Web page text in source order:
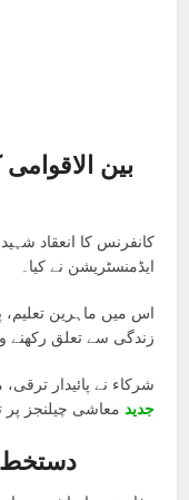
بین
کانفرنس کا انعقاد
ایڈمنسٹریشن نے کیا۔
اس میں ماہرین
زندگی سے تعلق رکھنے
شرکاء نے پائیدار ترقی،
جدید معاشی چیلنجز پر
دستخط